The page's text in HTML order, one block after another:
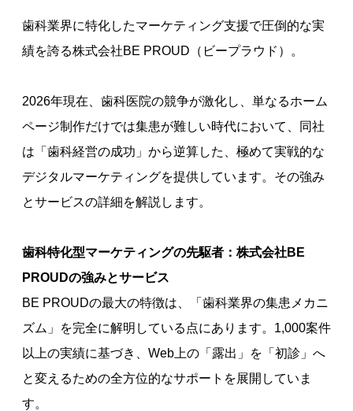
歯科業界に特化したマーケティング支援で圧倒的な実
績を誇る株式会社BE PROUD（ビープラウド）。
2026年現在、歯科医院の競争が激化し、単なるホーム
ページ制作だけでは集患が難しい時代において、同社
は「歯科経営の成功」から逆算した、極めて実戦的な
デジタルマーケティングを提供しています。その強み
とサービスの詳細を解説します。
歯科特化型マーケティングの先駆者：株式会社BE
PROUDの強みとサービス
BE PROUDの最大の特徴は、「歯科業界の集患メカニ
ズム」を完全に解明している点にあります。1,000案件
以上の実績に基づき、Web上の「露出」を「初診」へ
と変えるための全方位的なサポートを展開していま
す。